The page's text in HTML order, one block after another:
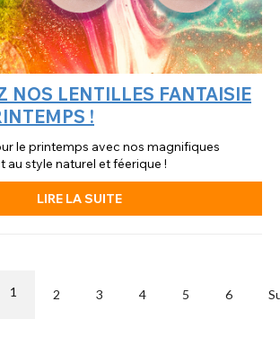
NOS LENTILLES FANTAISIE
!
le printemps avec nos magnifiques
au style naturel et féerique !
LIRE LA SUITE
1 2 3 4 5 6